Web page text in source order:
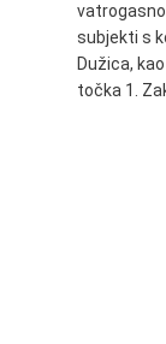
subjekti s
Dužica,
točka 1.